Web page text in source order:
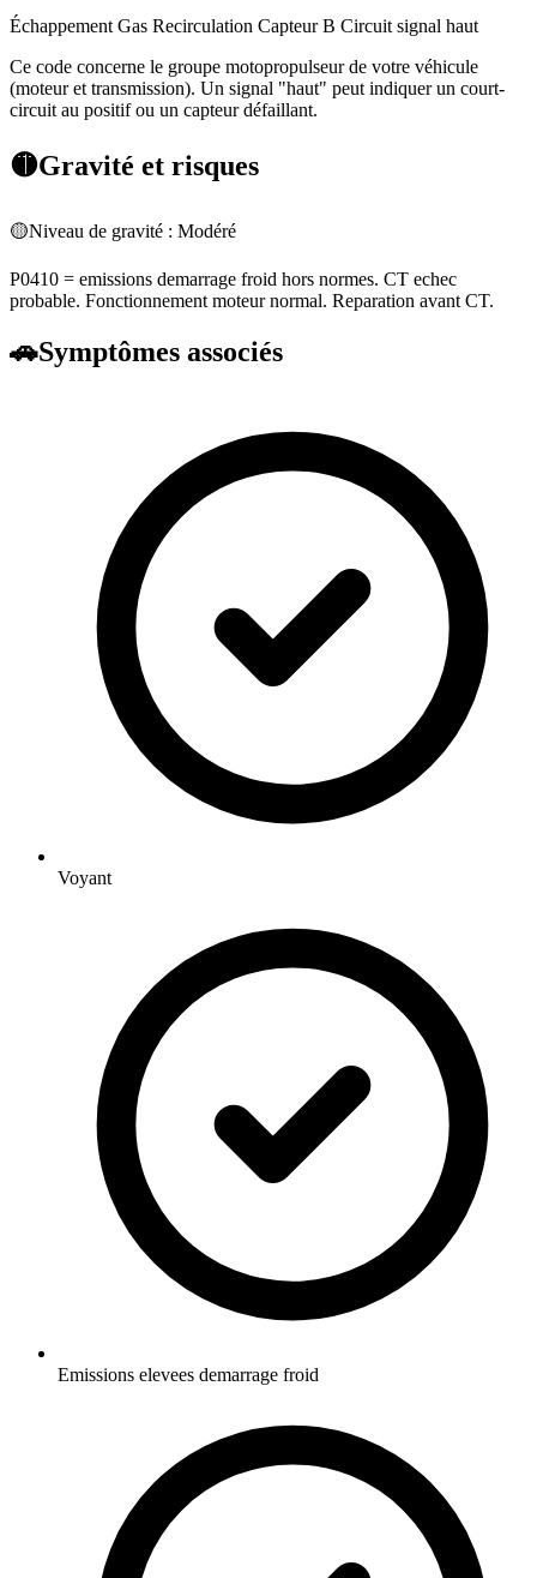
Échappement Gas Recirculation Capteur B Circuit signal haut
Ce code concerne le groupe motopropulseur de votre véhicule
(moteur et transmission). Un signal "haut" peut indiquer un court-
circuit au positif ou un capteur défaillant.
🟡Gravité et risques
🟡Niveau de gravité : Modéré
P0410 = emissions demarrage froid hors normes. CT echec
probable. Fonctionnement moteur normal. Reparation avant CT.
🚗Symptômes associés
Voyant
Emissions elevees demarrage froid